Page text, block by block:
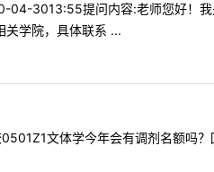
3013:55提问内容:老师您好！
关学院，具体联系 ...
文体学今年会有调剂名额吗？